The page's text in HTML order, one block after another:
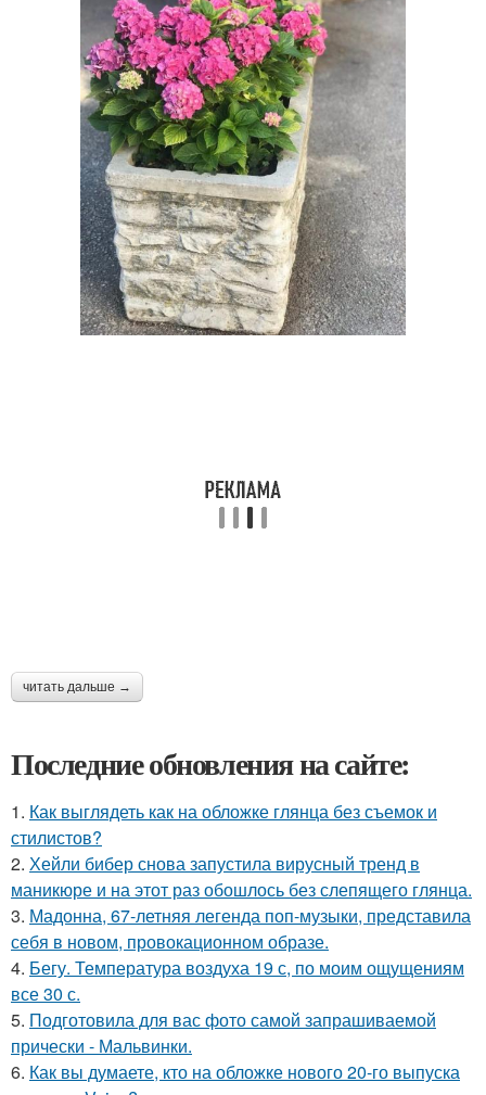
читать дальше →
Последние обновления на сайте:
1. Как выглядеть как на обложке глянца без съемок и
стилистов?
2. Хейли бибер снова запустила вирусный тренд в
маникюре и на этот раз обошлось без слепящего глянца.
3. Мадонна, 67-летняя легенда поп-музыки, представила
себя в новом, провокационном образе.
4. Бегу. Температура воздуха 19 с, по моим ощущениям
все 30 с.
5. Подготовила для вас фото самой запрашиваемой
прически - Мальвинки.
6. Как вы думаете, кто на обложке нового 20-го выпуска